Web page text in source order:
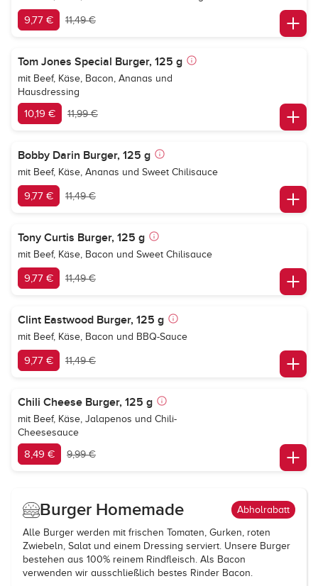
9,77 € 11,49 €
Tom Jones Special Burger, 125 g
mit Beef, Käse, Bacon, Ananas und
Hausdressing
10,19 € 11,99 €
Bobby Darin Burger, 125 g
mit Beef, Käse, Ananas und Sweet Chilisauce
9,77 € 11,49 €
Tony Curtis Burger, 125 g
mit Beef, Käse, Bacon und Sweet Chilisauce
9,77 € 11,49 €
Clint Eastwood Burger, 125 g
mit Beef, Käse, Bacon und BBQ-Sauce
9,77 € 11,49 €
Chili Cheese Burger, 125 g
mit Beef, Käse, Jalapenos und Chili-
Cheesesauce
8,49 € 9,99 €
Burger Homemade Abholrabatt
Alle Burger werden mit frischen Tomaten, Gurken, roten
Zwiebeln, Salat und einem Dressing serviert. Unsere Burger
bestehen aus 100% reinem Rindfleisch. Als Bacon
verwenden wir ausschließlich bestes Rinder Bacon.